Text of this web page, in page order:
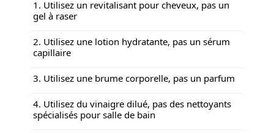
1. Utilisez un revitalisant pour cheveux, pas un
gel à raser
2. Utilisez une lotion hydratante, pas un sérum
capillaire
3. Utilisez une brume corporelle, pas un parfum
4. Utilisez du vinaigre dilué, pas des nettoyants
spécialisés pour salle de bain